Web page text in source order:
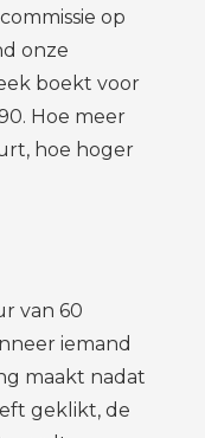
op
onze
boekt voor
Hoe meer
hoe hoger
van 60
iemand
maakt nadat
geklikt, de